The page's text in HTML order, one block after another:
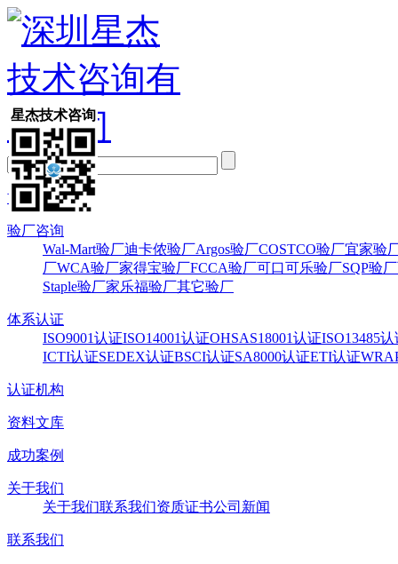
首页
验厂咨询
Wal-Mart验厂迪卡侬验厂Argos验厂COSTCO验厂宜家验
厂WCA验厂家得宝验厂FCCA验厂可口可乐验厂SQP验厂
Staple验厂家乐福验厂其它验厂
体系认证
ISO9001认证ISO14001认证OHSAS18001认证ISO13485认
ICTI认证SEDEX认证BSCI认证SA8000认证ETI认证
认证机构
资料文库
成功案例
关于我们
关于我们联系我们资质证书公司新闻
联系我们
星杰技术咨询